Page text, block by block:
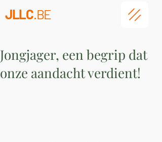
JLLC.BE
Jongjager, een begrip dat
onze aandacht verdient!